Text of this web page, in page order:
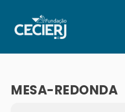
MESA-REDONDA